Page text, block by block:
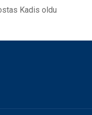
Kadis oldu